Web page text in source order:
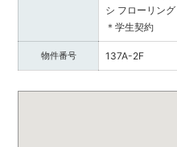
シ フローリング
＊学生契約
物件番号 137A-2F